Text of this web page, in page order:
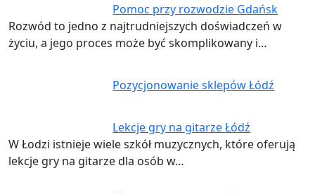
Pomoc przy rozwodzie Gdańsk
Rozwód to jedno z najtrudniejszych doświadczeń w
życiu, a jego proces może być skomplikowany i…
Pozycjonowanie sklepów Łódź
Lekcje gry na gitarze Łódź
W Łodzi istnieje wiele szkół muzycznych, które oferują
lekcje gry na gitarze dla osób w…